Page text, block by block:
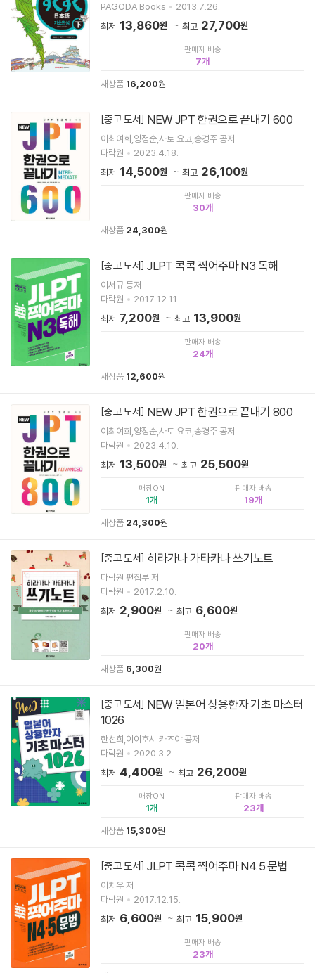
PAGODA Books
2013.7.26.
최저 13,860원 최고 27,700원
판매자 배송
7
새상품 16,200원
[중고 도서] NEW JPT 한권으로 끝내기 600
이최여희,양정순,사토 요코,송경주 공저
다락원
2023.4.18.
최저 14,500원 최고 26,100원
판매자 배송
30
새상품 24,300원
[중고 도서] JLPT 콕콕 찍어주마 N3 독해
이서규 등저
다락원
2017.12.11.
최저 7,200원 최고 13,900원
판매자 배송
24
새상품 12,600원
[중고 도서] NEW JPT 한권으로 끝내기 800
이최여희,양정순,사토 요코,송경주 공저
다락원
2023.4.10.
최저 13,500원 최고 25,500원
매장ON
1
판매자 배송
19
새상품 24,300원
[중고 도서] 히라가나 가타카나 쓰기노트
다락원 편집부 저
다락원
2017.2.10.
최저 2,900원 최고 6,600원
판매자 배송
20
새상품 6,300원
[중고 도서]
1026
한선희,이이호시 카즈야 공저
다락원
2020.3.2.
최저 4,400원 최고 26,200원
매장ON
1
판매자 배송
23
새상품 15,300원
[중고 도서] JLPT 콕콕 찍어주마 N4.5 문법
이치우 저
다락원
2017.12.15.
최저 6,600원 최고 15,900원
판매자 배송
23